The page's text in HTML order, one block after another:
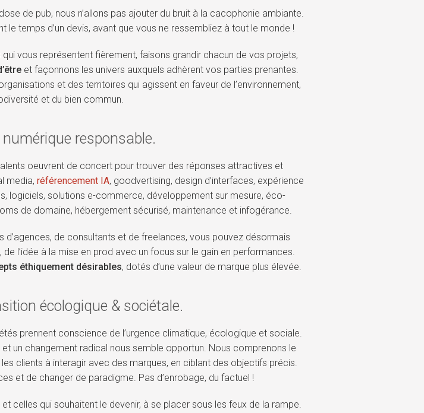
de pub, nous n’allons pas ajouter du bruit à la cacophonie ambiante.
temps d’un devis, avant que vous ne ressembliez à tout le monde !
vous représentent fièrement, faisons grandir chacun de vos projets,
et façonnons les univers auxquels adhèrent vos parties prenantes.
et des territoires qui agissent en faveur de l’environnement,
et du bien commun.
responsable.
oeuvrent de concert pour trouver des réponses attractives et
media, référencement IA, goodvertising, design d’interfaces, expérience
logiciels, solutions e-commerce, développement sur mesure, éco-
de domaine, hébergement sécurisé, maintenance et infogérance.
d’agences, de consultants et de freelances, vous pouvez désormais
l’idée à la mise en prod avec un focus sur le gain en performances.
éthiquement désirables, dotés d’une valeur de marque plus élevée.
écologique & sociétale.
prennent conscience de l’urgence climatique, écologique et sociale.
un changement radical nous semble opportun. Nous comprenons le
clients à interagir avec des marques, en ciblant des objectifs précis.
et de changer de paradigme. Pas d’enrobage, du factuel !
celles qui souhaitent le devenir, à se placer sous les feux de la rampe.